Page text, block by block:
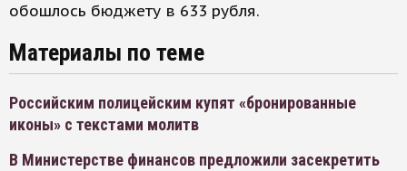
обошлось бюджету в 633 рубля.
Материалы по теме
Российским полицейским купят «бронированные
иконы» с текстами молитв
В Министерстве финансов предложили засекретить